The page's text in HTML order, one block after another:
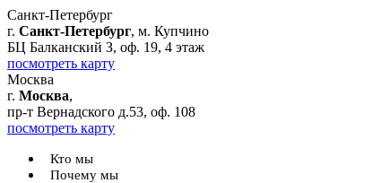
Санкт-Петербург
г. Санкт-Петербург, м. Купчино
БЦ Балканский З, оф. 19, 4 этаж
посмотреть карту
Москва
г. Москва,
пр-т Вернадского д.53, оф. 108
посмотреть карту
Кто мы
Почему мы